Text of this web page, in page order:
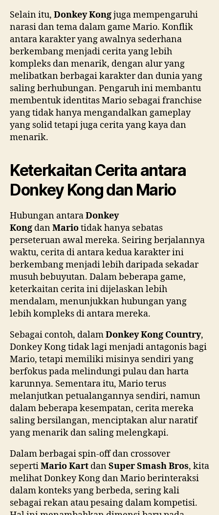
Selain itu, Donkey Kongjuga mempengaruhi
narasi dan tema dalam game Mario. Konflik
antara karakter yang awalnya sederhana
berkembang menjadi cerita yang lebih
kompleks dan menarik, dengan alur yang
melibatkan berbagai karakter dan dunia yang
saling berhubungan. Pengaruh ini membantu
membentuk identitas Mario sebagai franchise
yang tidak hanya mengandalkan gameplay
yang solid tetapi juga cerita yang kaya dan
menarik.
Keterkaitan Cerita antara
Donkey Kong dan Mario
Hubungan antaraDonkey
Kong danMariotidak hanya sebatas
perseteruan awal mereka. Seiring berjalannya
waktu, cerita di antara kedua karakter ini
berkembang menjadi lebih daripada sekadar
musuh bebuyutan. Dalam beberapa game,
keterkaitan cerita ini dijelaskan lebih
mendalam, menunjukkan hubungan yang
lebih kompleks di antara mereka.
Sebagai contoh, dalamDonkey Kong Country,
Donkey Kong tidak lagi menjadi antagonis bagi
Mario, tetapi memiliki misinya sendiri yang
berfokus pada melindungi pulau dan harta
karunnya. Sementara itu, Mario terus
melanjutkan petualangannya sendiri, namun
dalam beberapa kesempatan, cerita mereka
saling bersilangan, menciptakan alur naratif
yang menarik dan saling melengkapi.
Dalam berbagai spin-off dan crossover
sepertiMario Kart danSuper Smash Bros, kita
melihat Donkey Kong dan Mario berinteraksi
dalam konteks yang berbeda, sering kali
sebagai rekan atau pesaing dalam kompetisi.